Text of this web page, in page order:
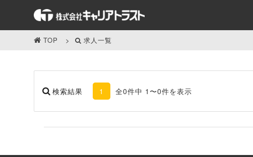
TOP 求人一覧
検索結果 1 全0件中 1〜0件を表示